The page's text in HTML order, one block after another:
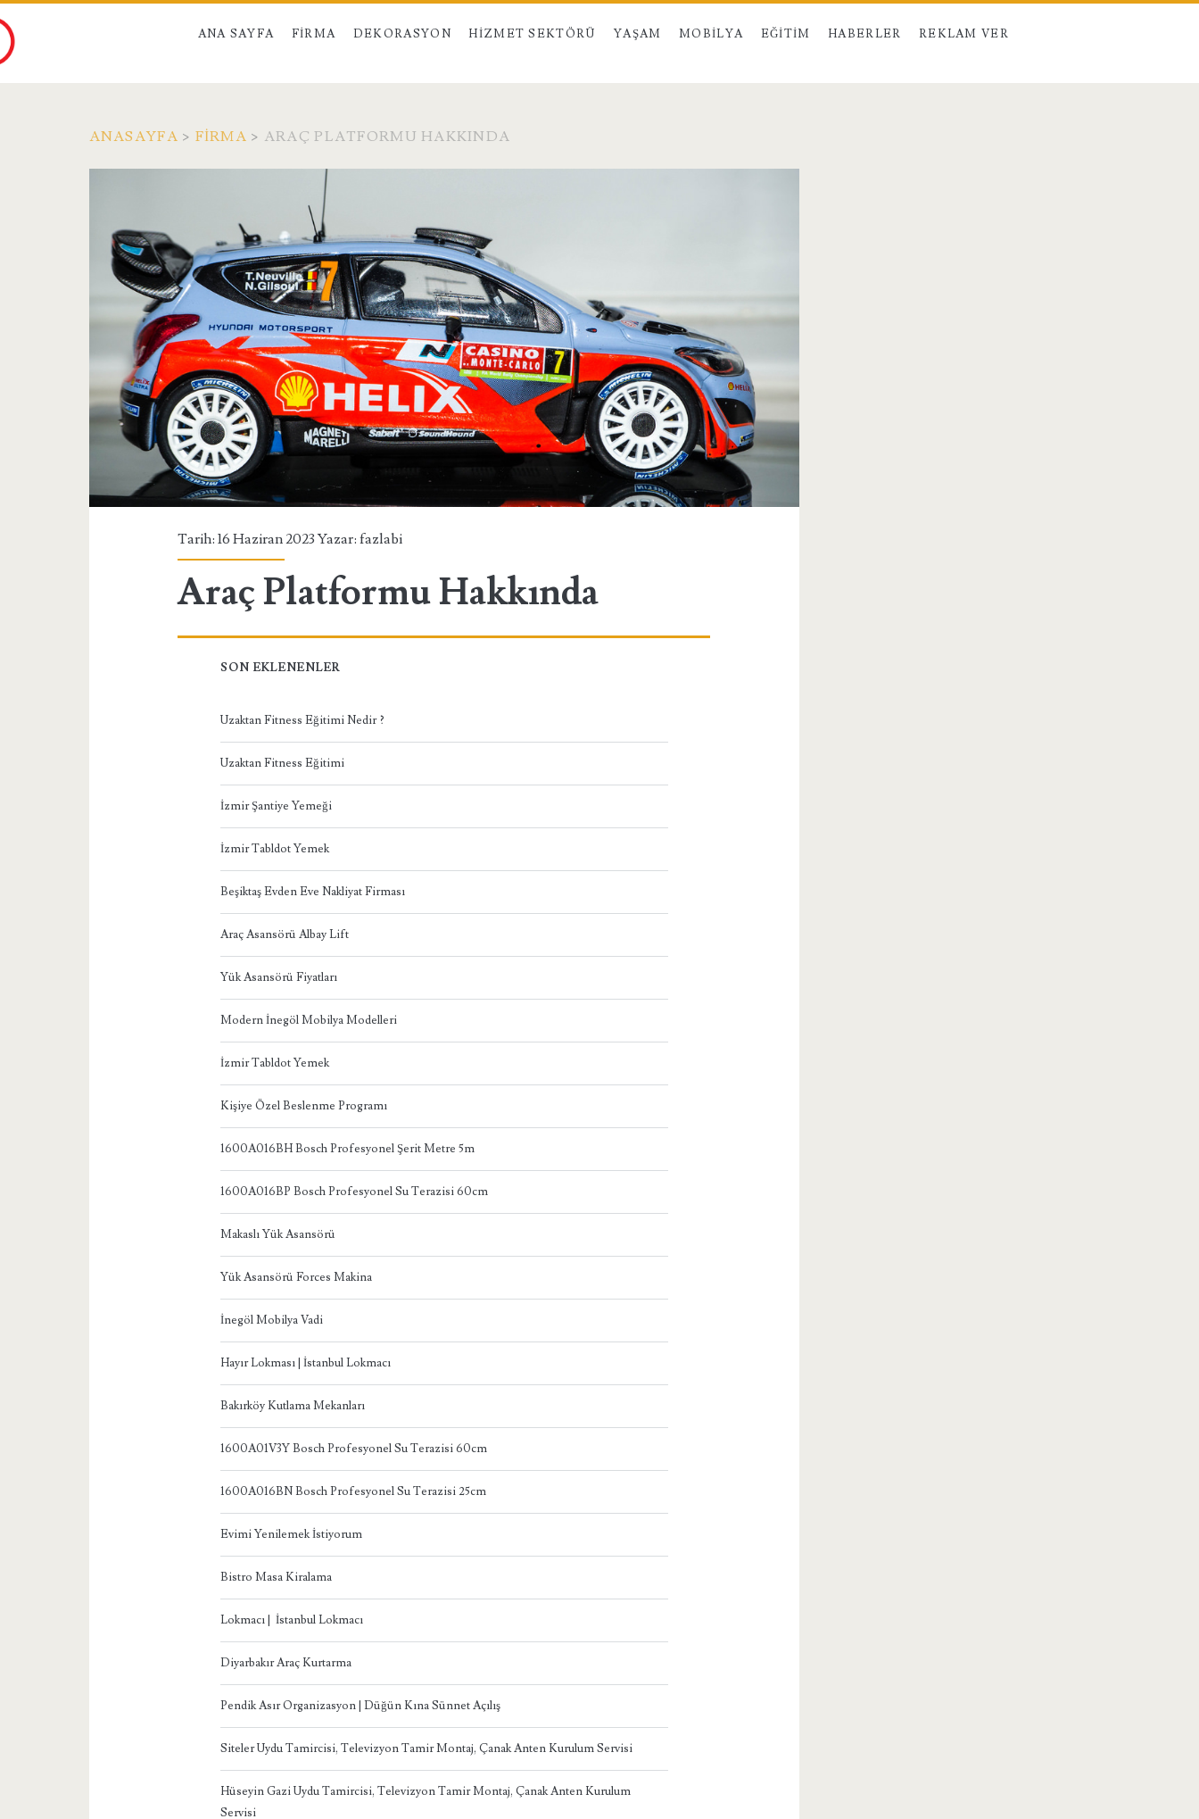
ANA SAYFA FIRMA DEKORASYON HIZMET SEKTÖRÜ YAŞAM MOBILYA EĞITIM HABERLER REKLAM VER
ANASAYFA > FIRMA > ARAÇ PLATFORMU HAKKINDA
Tarih: 16 Haziran 2023 Yazar:fazlabi
Araç Platformu Hakkında
SON EKLENENLER
Uzaktan Fitness Eğitimi Nedir ?
Uzaktan Fitness Eğitimi
İzmir Şantiye Yemeği
İzmir Tabldot Yemek
Beşiktaş Evden Eve Nakliyat Firması
Araç Asansörü Albay Lift
Yük Asansörü Fiyatları
Modern İnegöl Mobilya Modelleri
İzmir Tabldot Yemek
Kişiye Özel Beslenme Programı
1600A016BH Bosch Profesyonel Şerit Metre 5m
1600A016BP Bosch Profesyonel Su Terazisi 60cm
Makaslı Yük Asansörü
Yük Asansörü Forces Makina
İnegöl Mobilya Vadi
Hayır Lokması | İstanbul Lokmacı
Bakırköy Kutlama Mekanları
1600A01V3Y Bosch Profesyonel Su Terazisi 60cm
1600A016BN Bosch Profesyonel Su Terazisi 25cm
Evimi Yenilemek İstiyorum
Bistro Masa Kiralama
Lokmacı | İstanbul Lokmacı
Diyarbakır Araç Kurtarma
Pendik Asır Organizasyon | Düğün Kına Sünnet Açılış
Siteler Uydu Tamircisi, Televizyon Tamir Montaj, Çanak Anten Kurulum Servisi
Hüseyin Gazi Uydu Tamircisi, Televizyon Tamir Montaj, Çanak Anten Kurulum
Servisi